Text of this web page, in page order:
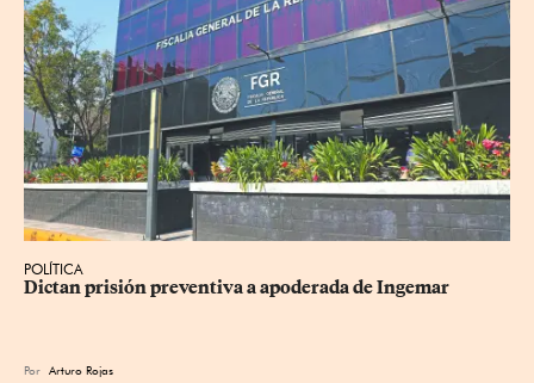
POLÍTICA
Dictan prisión preventiva a apoderada de Ingemar
Por Arturo Rojas